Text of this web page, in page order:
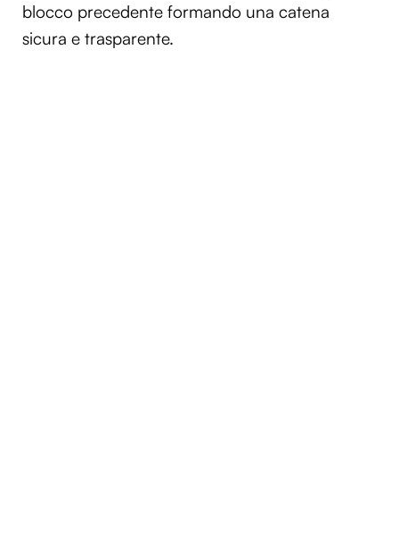
blocco precedente formando una catena
sicura e trasparente.